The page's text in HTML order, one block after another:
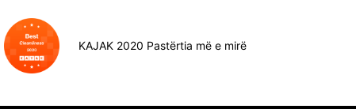
KAJAK 2020 Pastërtia më e mirë